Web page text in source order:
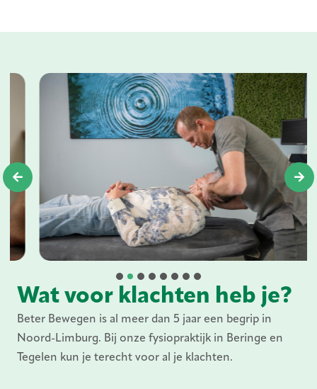
2
Wat voor klachten heb je?
Beter Bewegen is al meer dan 5 jaar een begrip in
Noord-Limburg. Bij onze fysiopraktijk in Beringe en
Tegelen kun je terecht voor al je klachten.